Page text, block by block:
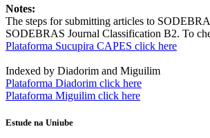
Notes:
The steps for submitting articles to
SODEBRAS Journal Classification B2. To
Plataforma Sucupira CAPES click here
Indexed by Diadorim and Miguilim
Plataforma Diadorim click here
Plataforma Miguilim click here
Estude na Uniube